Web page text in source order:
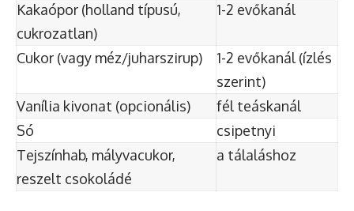
Kakaópor (holland típusú,
cukrozatlan)
1-2 evőkanál
Cukor (vagy méz/juharszirup)
1-2 evőkanál (ízlés
szerint)
Vanília kivonat (opcionális)
fél teáskanál
Só
csipetnyi
Tejszínhab, mályvacukor,
reszelt csokoládé
a tálaláshoz